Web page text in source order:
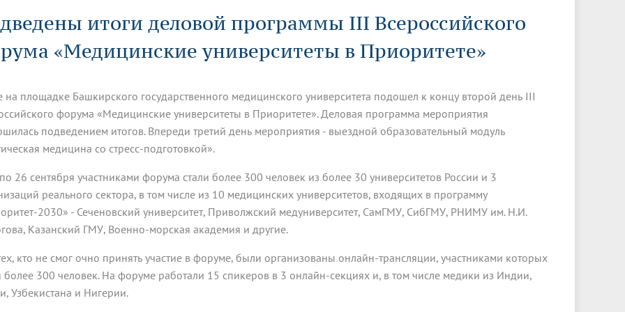
программа развития
Антитеррор
Сведения об образовательной
организации
граждан Фотогалерея
Карта сайта
аккредитационный
Научно-образовательный
медицинский кластер
«Нижневолжский»
Государственная итоговая аттестация
Внутренняя оценка качества
для студентов Я-профессионал
Всероссийская студенческая
олимпиада по хирургии с
международным участием
Социальная работа в системе
Электронная учебная библиотека
обучение
Инновационные образовательные
проекты
Аккредитация специалиста
исследования и
ЛЭК
Диссертационные советы
Докторантура
Аспирантура
Грантовые фонды
университетов
Управление инновационной
деятельности
Публикационная активность
НИИ кардиологии
БГМУ Евразийский НОЦ
выпускников Работа музеев на кафедрах
Выпускники БГМУ – ветераны ВОВ
БГМУ - ВУЗ здорового образа жизни
Юбиляры
Великой Отечественной войне
БГМУ
Альманах "Исторический вестник" «МЕДМОЛ»
итоги деловой программы III Всероссийского
«Медицинские университеты в Приоритете»
на площадке Башкирского государственного медицинского университета подошел к концу второй день III
форума «Медицинские университеты в Приоритете». Деловая программа мероприятия
подведением итогов. Впереди третий день мероприятия - выездной образовательный модуль
медицина со стресс-подготовкой».
26 сентября участниками форума стали более 300 человек из более 30 университетов России и 3
реального сектора, в том числе из 10 медицинских университетов, входящих в программу
2030» - Сеченовский университет, Приволжский медуниверситет, СамГМУ, СибГМУ, РНИМУ им. Н.И.
Казанский ГМУ, Военно-морская академия и другие.
кто не смог очно принять участие в форуме, были организованы онлайн-трансляции, участниками которых
более 300 человек. На форуме работали 15 спикеров в 3 онлайн-секциях и, в том числе медики из Индии,
Узбекистана и Нигерии.